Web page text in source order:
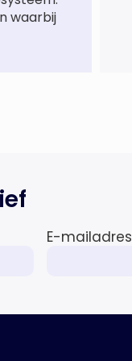
waarbij
E-mailadres